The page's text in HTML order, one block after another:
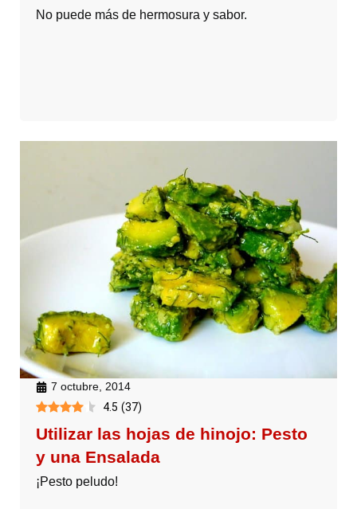
No puede más de hermosura y sabor.
7 octubre, 2014
4.5 (37)
Utilizar las hojas de hinojo: Pesto
y una Ensalada
¡Pesto peludo!